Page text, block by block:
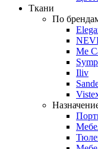
Ткани
По
Me
Iliv